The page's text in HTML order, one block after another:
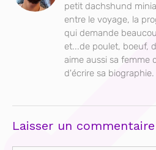
petit dachshund
entre le voyage, la
qui demande
et...de poulet, boeuf,
aime aussi sa femme
d'écrire sa biographie.
Laisser un commentaire